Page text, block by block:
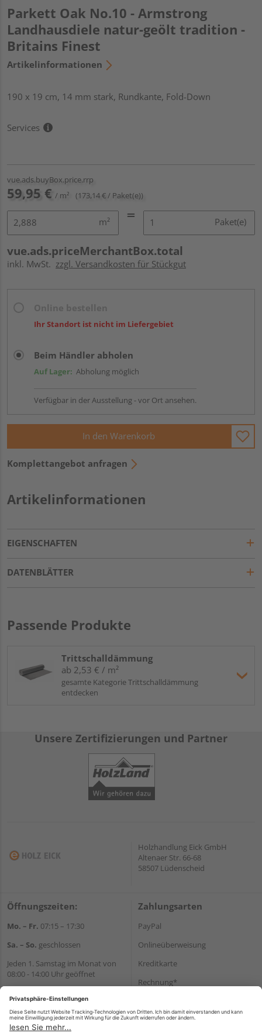
Parkett Oak No.10 - Armstrong
Landhausdiele natur-geölt tradition -
Britains Finest
Artikelinformationen
190 x 19 cm, 14 mm stark, Rundkante, Fold-Down
Services
vue.ads.buyBox.price.rrp
59,95 € / m² (173,14 € / Paket(e))
m² Paket(e)
vue.ads.priceMerchantBox.total
inkl. MwSt. zzgl. Versandkosten für Stückgut
Ihr Standort ist nicht im Liefergebiet
Beim Händler abholen
Auf Lager: Abholung möglich
Verfügbar in der Ausstellung - vor Ort ansehen.
In den Warenkorb
Komplettangebot anfragen
Artikelinformationen
EIGENSCHAFTEN
DATENBLÄTTER
Passende Produkte
Trittschalldämmung
ab 2,53 € / m²
gesamte Kategorie Trittschalldämmung
entdecken
Unsere Zertifizierungen und Partner
Holzhandlung Eick GmbH
Altenaer Str. 66-68
58507 Lüdenscheid
Öffnungszeiten:
Mo. – Fr. 07:15 – 17:30
Sa. – So. geschlossen
Jeden 1. Samstag im Monat von
08:00 - 14:00 Uhr geöffnet
weiter
Tel.:+49 2351 90330
E-Mail: shop@holz-eick.de
Zahlungsarten
PayPal
Onlineüberweisung
Kreditkarte
Rechnung*
Versand